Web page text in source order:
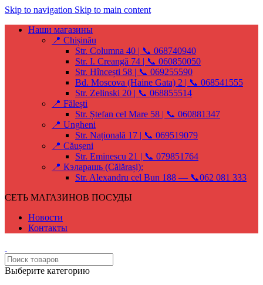
Skip to navigation Skip to main content
Наши магазины
📍 Chișinău
Str. Columna 40 | 📞 068740940
Str. I. Creangă 74 | 📞 060850050
Str. Hîncești 58 | 📞 069255590
Bd. Moscova (Haine Gata) 2 | 📞 068541555
Str. Zelinski 20 | 📞 068855514
📍 Fălești
Str. Ștefan cel Mare 58 | 📞 060881347
📍 Ungheni
Str. Națională 17 | 📞 069519079
📍 Căușeni
Str. Eminescu 21 | 📞 079851764
📍 Кэларашь (Călărași):
Str. Alexandru cel Bun 188 — 📞062 081 333
СЕТЬ МАГАЗИНОВ ПОСУДЫ
Новости
Контакты
Выберите категорию